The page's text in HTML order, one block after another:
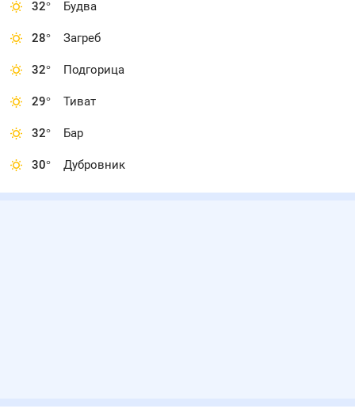
32° Будва
28° Загреб
32° Подгорица
29° Тиват
32° Бар
30° Дубровник